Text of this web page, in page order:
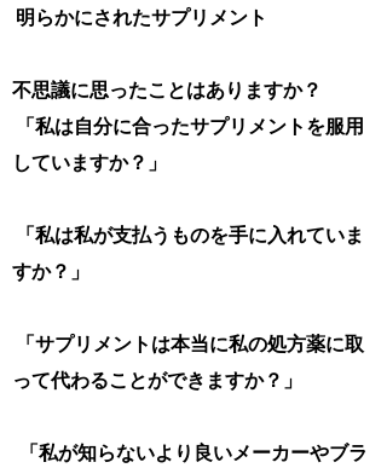
明らかにされたサプリメント
不思議に思ったことはありますか？
「私は自分に合ったサプリメントを服用
していますか？」
「私は私が支払うものを手に入れていま
すか？」
「サプリメントは本当に私の処方薬に取
って代わることができますか？」
「私が知らないより良いメーカーやブラ